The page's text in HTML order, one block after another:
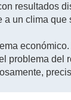
resultados
un clima
problema del